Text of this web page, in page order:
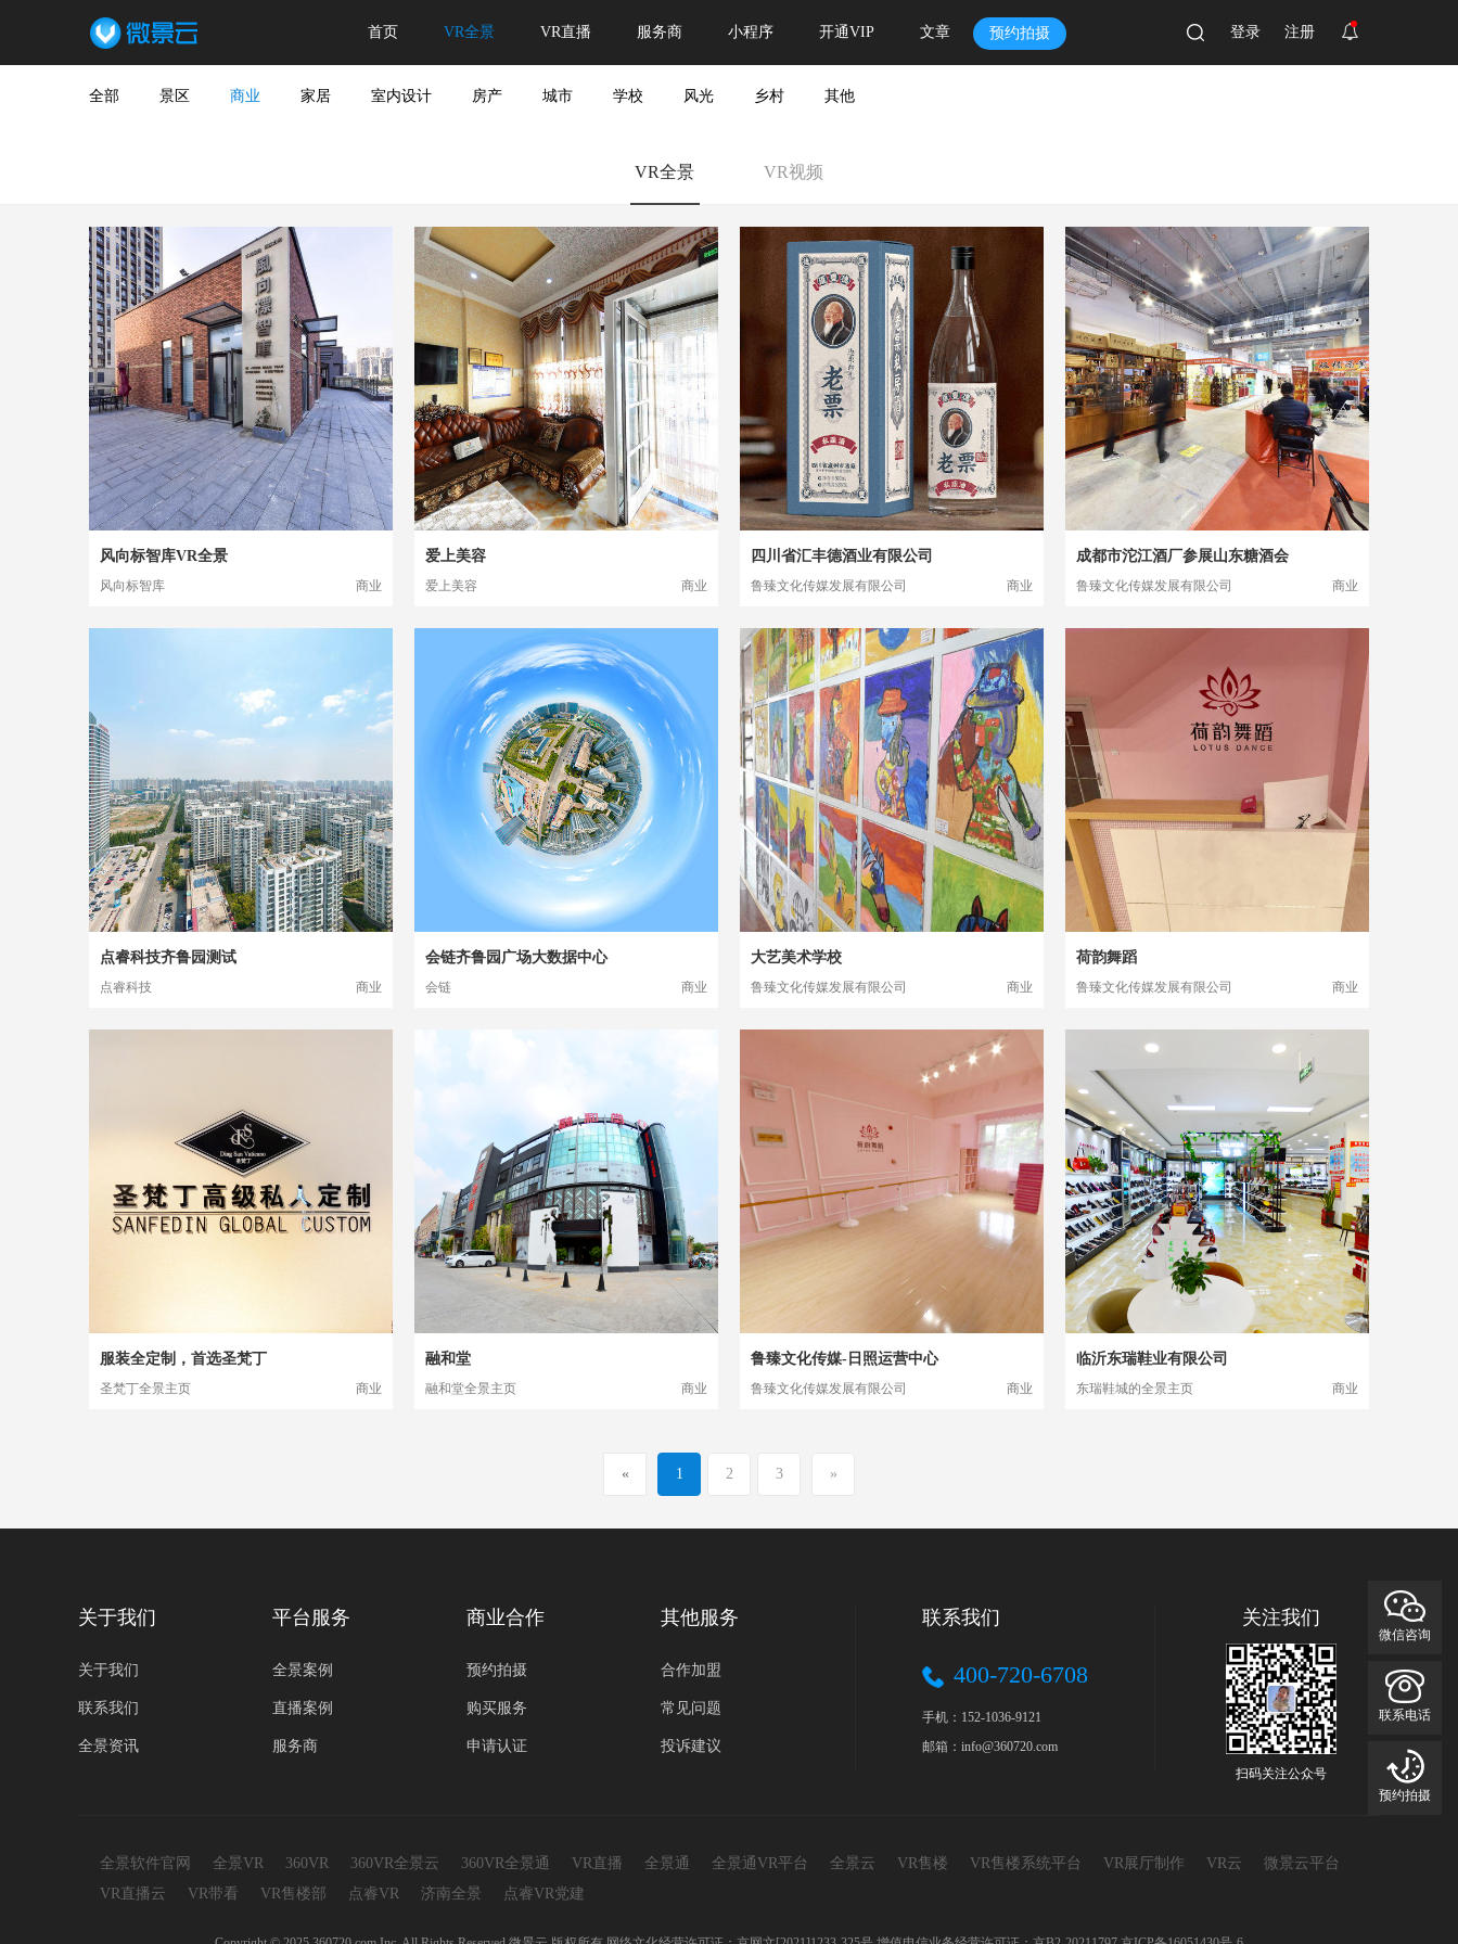
首页 VR全景 VR直播 服务商 小程序 开通VIP 文章 预约拍摄 登录 注册
微信咨询
联系电话
预约拍摄
全部 景区 商业 家居 室内设计 房产 城市 学校 风光 乡村 其他
VR全景 VR视频
风向标智库VR全景
风向标智库 商业
爱上美容
爱上美容 商业
四川省汇丰德酒业有限公司
鲁臻文化传媒发展有限公司 商业
成都市沱江酒厂参展山东糖酒会
鲁臻文化传媒发展有限公司 商业
点睿科技齐鲁园测试
点睿科技 商业
会链齐鲁园广场大数据中心
会链 商业
大艺美术学校
鲁臻文化传媒发展有限公司 商业
荷韵舞蹈
鲁臻文化传媒发展有限公司 商业
服装全定制，首选圣梵丁
圣梵丁全景主页 商业
融和堂
融和堂全景主页 商业
鲁臻文化传媒-日照运营中心
鲁臻文化传媒发展有限公司 商业
临沂东瑞鞋业有限公司
东瑞鞋城的全景主页 商业
« 1 2 3 »
关于我们
关于我们
联系我们
全景资讯
平台服务
全景案例
直播案例
服务商
商业合作
预约拍摄
购买服务
申请认证
其他服务
合作加盟
常见问题
投诉建议
联系我们
400-720-6708
手机：152-1036-9121
邮箱：info@360720.com
关注我们
扫码关注公众号
全景软件官网 全景VR 360VR 360VR全景云 360VR全景通 VR直播 全景通 全景通VR平台 全景云 VR售楼 VR售楼系统平台 VR展厅制作 VR云
微景云平台
VR直播云
VR带看 VR售楼部 点睿VR 济南全景 点睿VR党建